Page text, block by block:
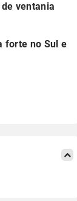
ventania
forte no Sul e